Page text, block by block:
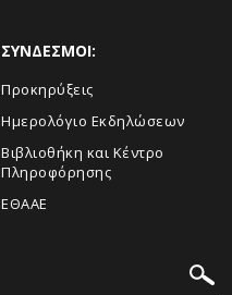
ΣΥΝΔΕΣΜΟΙ:
Προκηρύξεις
Ημερολόγιο Εκδηλώσεων
Βιβλιοθήκη και Κέντρο
Πληροφόρησης
ΕΘΑΑΕ